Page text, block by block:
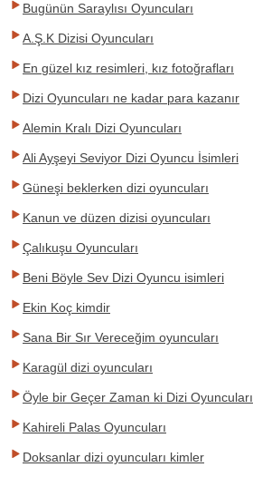
Bugünün Saraylısı Oyuncuları
A.Ş.K Dizisi Oyuncuları
En güzel kız resimleri, kız fotoğrafları
Dizi Oyuncuları ne kadar para kazanır
Alemin Kralı Dizi Oyuncuları
Ali Ayşeyi Seviyor Dizi Oyuncu İsimleri
Güneşi beklerken dizi oyuncuları
Kanun ve düzen dizisi oyuncuları
Çalıkuşu Oyuncuları
Beni Böyle Sev Dizi Oyuncu isimleri
Ekin Koç kimdir
Sana Bir Sır Vereceğim oyuncuları
Karagül dizi oyuncuları
Öyle bir Geçer Zaman ki Dizi Oyuncuları
Kahireli Palas Oyuncuları
Doksanlar dizi oyuncuları kimler